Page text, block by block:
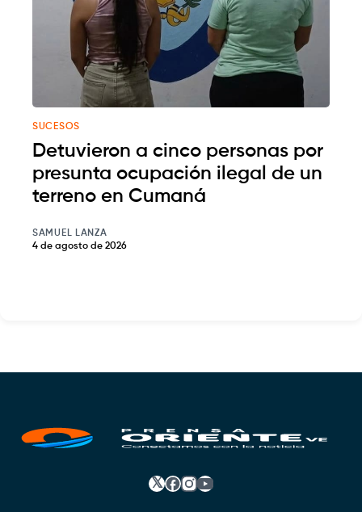
SUCESOS
Detuvieron a cinco personas por
presunta ocupación ilegal de un
terreno en Cumaná
SAMUEL LANZA
4 de agosto de 2026
𝕏 Facebook
Instagram
YouTube